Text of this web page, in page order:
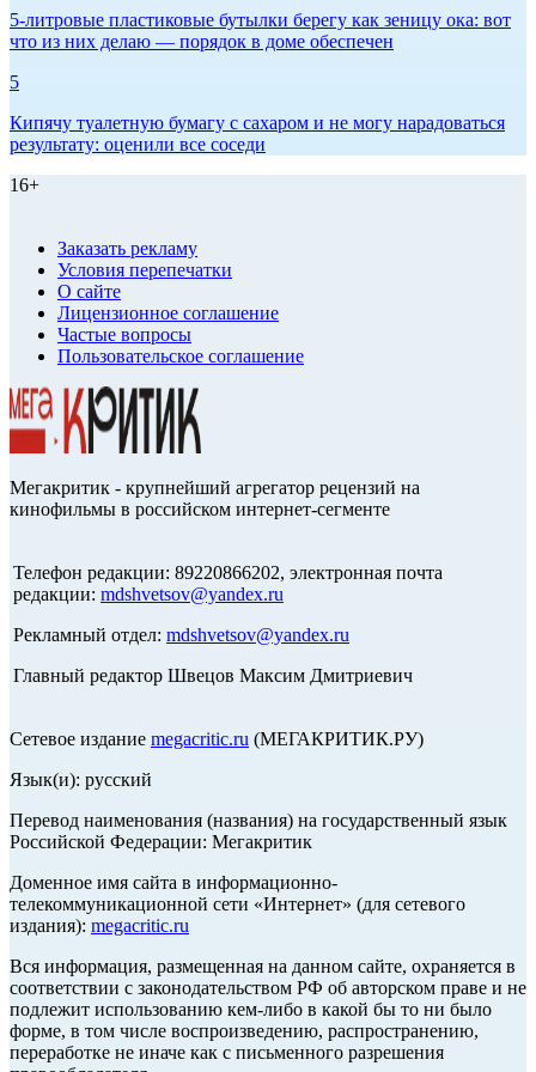
5-литровые пластиковые бутылки берегу как зеницу ока: вот
что из них делаю — порядок в доме обеспечен
5
Кипячу туалетную бумагу с сахаром и не могу нарадоваться
результату: оценили все соседи
16+
Заказать рекламу
Условия перепечатки
О сайте
Лицензионное соглашение
Частые вопросы
Пользовательское соглашение
Мегакритик - крупнейший агрегатор рецензий на
кинофильмы в российском интернет-сегменте
Телефон редакции: 89220866202, электронная почта
редакции: mdshvetsov@yandex.ru
Рекламный отдел: mdshvetsov@yandex.ru
Главный редактор Швецов Максим Дмитриевич
Сетевое издание megacritic.ru (МЕГАКРИТИК.РУ)
Язык(и): русский
Перевод наименования (названия) на государственный язык
Российской Федерации: Мегакритик
Доменное имя сайта в информационно-
телекоммуникационной сети «Интернет» (для сетевого
издания): megacritic.ru
Вся информация, размещенная на данном сайте, охраняется в
соответствии с законодательством РФ об авторском праве и не
подлежит использованию кем-либо в какой бы то ни было
форме, в том числе воспроизведению, распространению,
переработке не иначе как с письменного разрешения